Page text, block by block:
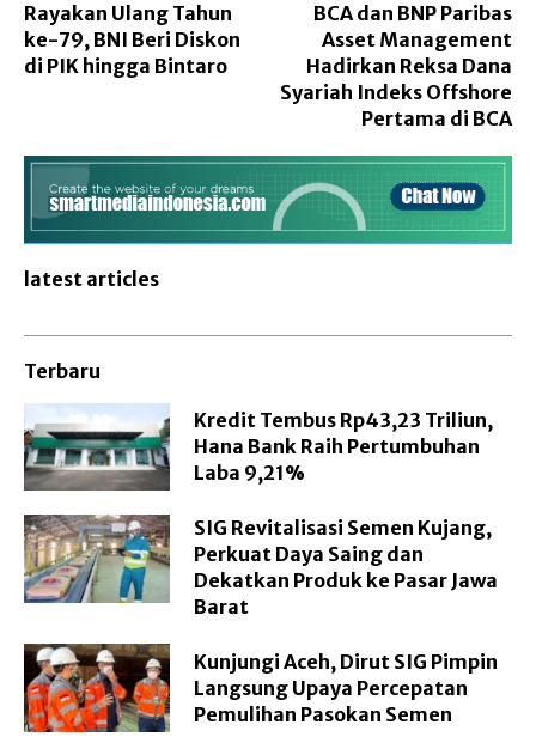
Rayakan Ulang Tahun
ke-79, BNI Beri Diskon
di PIK hingga Bintaro
BCA dan BNP Paribas
Asset Management
Hadirkan Reksa Dana
Syariah Indeks Offshore
Pertama di BCA
latest articles
Terbaru
Kredit Tembus Rp43,23 Triliun,
Hana Bank Raih Pertumbuhan
Laba 9,21%
SIG Revitalisasi Semen Kujang,
Perkuat Daya Saing dan
Dekatkan Produk ke Pasar Jawa
Barat
Kunjungi Aceh, Dirut SIG Pimpin
Langsung Upaya Percepatan
Pemulihan Pasokan Semen